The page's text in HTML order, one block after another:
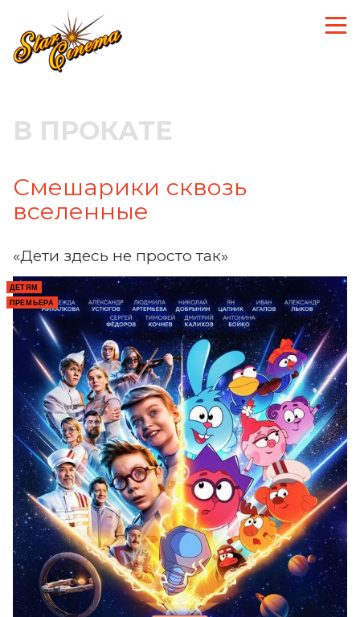
В ПРОКАТЕ
Смешарики сквозь
вселенные
«Дети здесь не просто так»
ДЕТЯМ
ПРЕМЬЕРА